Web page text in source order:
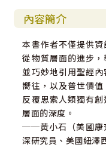
內容簡介
本書作者不僅提供資
從物質層面的進步
並巧妙地引用聖經
嚮往，以及普世價
反覆思索人類獨有
層面的深度。
──黃小石（美國康
深研究員、美國紐澤